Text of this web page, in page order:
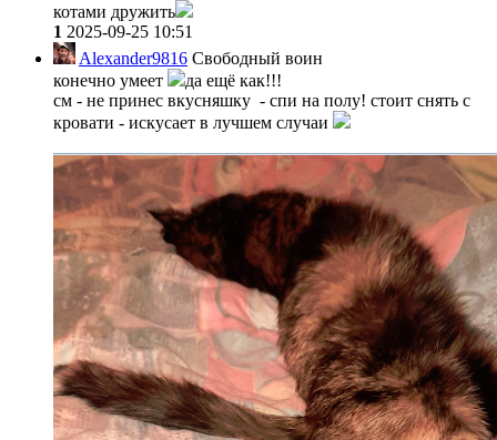
котами дружить
1 2025-09-25 10:51
Alexander9816 Свободный воин
конечно умеет
да ещё как!!!
см - не принес вкусняшку - спи на полу! стоит снять с
кровати - искусает в лучшем случаи